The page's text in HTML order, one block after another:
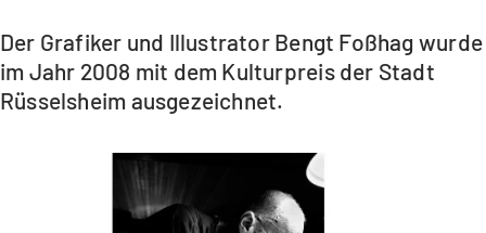
Der Grafiker und Illustrator Bengt Foßhag wurde
im Jahr 2008 mit dem Kulturpreis der Stadt
Rüsselsheim ausgezeichnet.